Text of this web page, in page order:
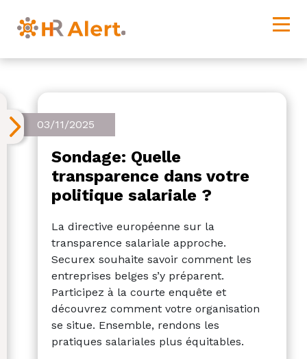
03/11/2025
Sondage: Quelle
transparence dans votre
politique salariale ?
La directive européenne sur la
transparence salariale approche.
Securex souhaite savoir comment les
entreprises belges s’y préparent.
Participez à la courte enquête et
découvrez comment votre organisation
se situe. Ensemble, rendons les
pratiques salariales plus équitables.